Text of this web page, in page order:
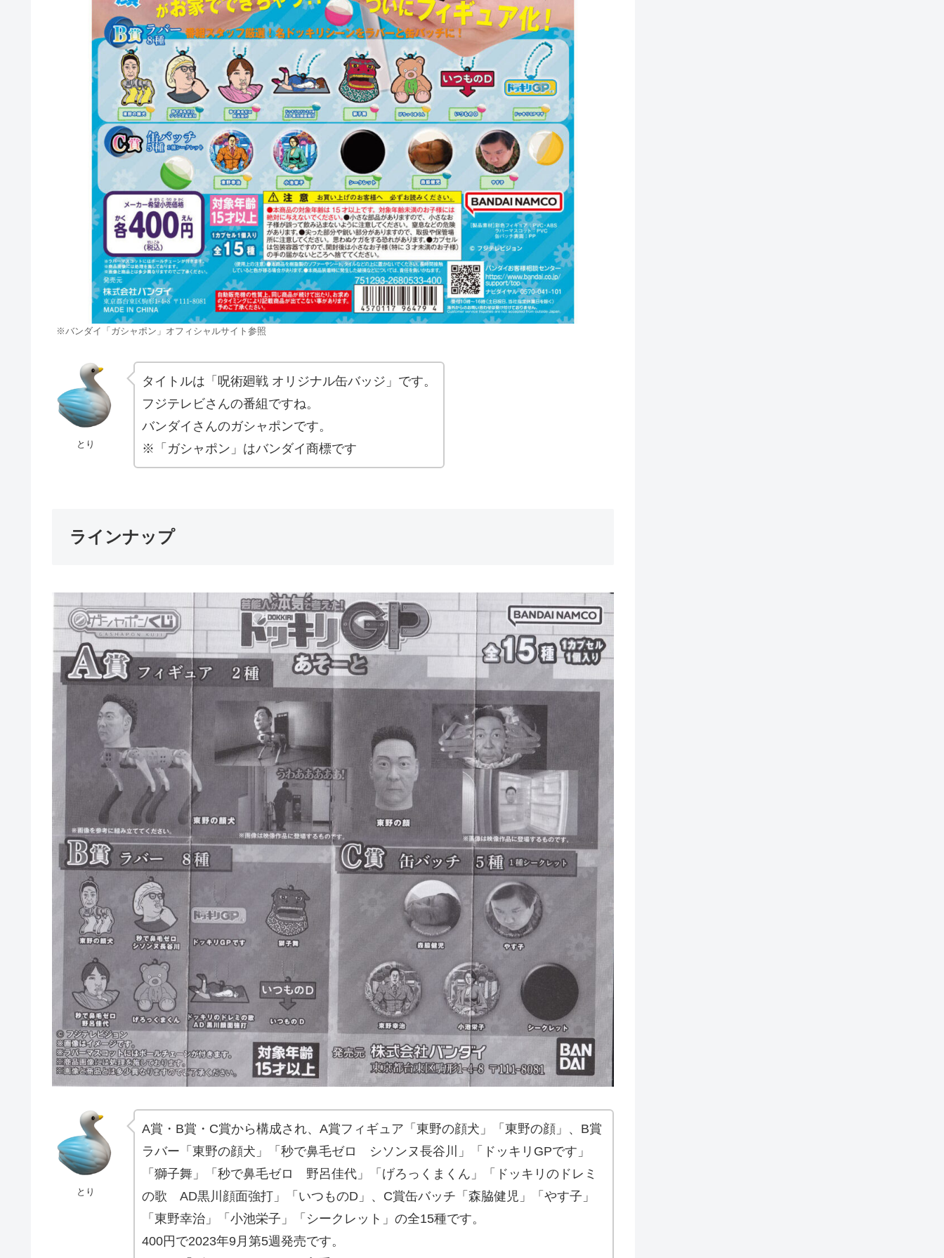
※バンダイ「ガシャポン」オフィシャルサイト参照
とり
タイトルは「呪術廻戦 オリジナル缶バッジ」です。
フジテレビさんの番組ですね。
バンダイさんのガシャポンです。
※「ガシャポン」はバンダイ商標です
ラインナップ
とり
A賞・B賞・C賞から構成され、A賞フィギュア「東野の顔犬」「東野の顔」、B賞
ラバー「東野の顔犬」「秒で鼻毛ゼロ シソンヌ長谷川」「ドッキリGPです」
「獅子舞」「秒で鼻毛ゼロ 野呂佳代」「げろっくまくん」「ドッキリのドレミ
の歌 AD黒川顔面強打」「いつものD」、C賞缶バッチ「森脇健児」「やす子」
「東野幸治」「小池栄子」「シークレット」の全15種です。
400円で2023年9月第5週発売です。